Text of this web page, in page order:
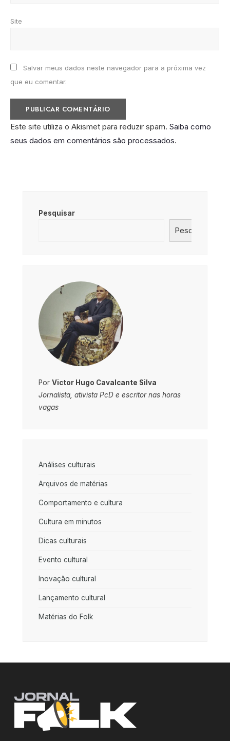
Site
Salvar meus dados neste navegador para a próxima vez
que eu comentar.
Este site utiliza o Akismet para reduzir spam. Saiba como
seus dados em comentários são processados.
Pesquisar
Pesquisar
Por Victor Hugo Cavalcante Silva
Jornalista, ativista PcD e escritor nas horas
vagas
Análises culturais
Arquivos de matérias
Comportamento e cultura
Cultura em minutos
Dicas culturais
Evento cultural
Inovação cultural
Lançamento cultural
Matérias do Folk